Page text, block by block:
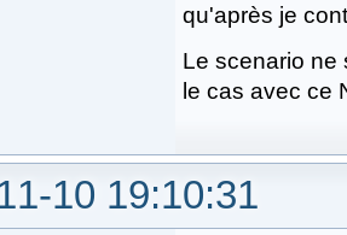
qu'après je
Le scenario ne
le cas avec ce
10 19:10:31